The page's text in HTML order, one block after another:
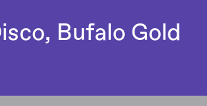
Bufalo Gold